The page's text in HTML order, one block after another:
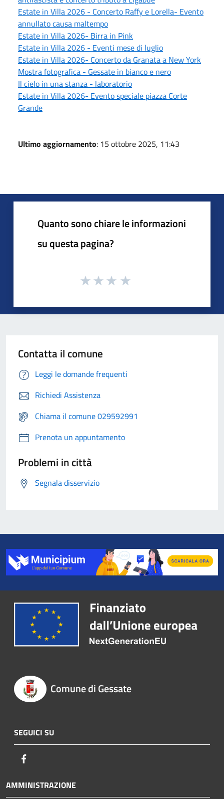
Estate in Villa 2026 - Concerto Raffy e Lorella- Evento
annullato causa maltempo
Estate in Villa 2026- Birra in Pink
Estate in Villa 2026 - Eventi mese di luglio
Estate in Villa 2026- Concerto da Granata a New York
Mostra fotografica - Gessate in bianco e nero
Il cielo in una stanza - laboratorio
Estate in Villa 2026- Evento speciale piazza Corte
Grande
Ultimo aggiornamento: 15 ottobre 2025, 11:43
Quanto sono chiare le informazioni
su questa pagina?
Contatta il comune
Leggi le domande frequenti
Richiedi Assistenza
Chiama il comune 029592991
Prenota un appuntamento
Problemi in città
Segnala disservizio
Comune di Gessate
SEGUICI SU
AMMINISTRAZIONE